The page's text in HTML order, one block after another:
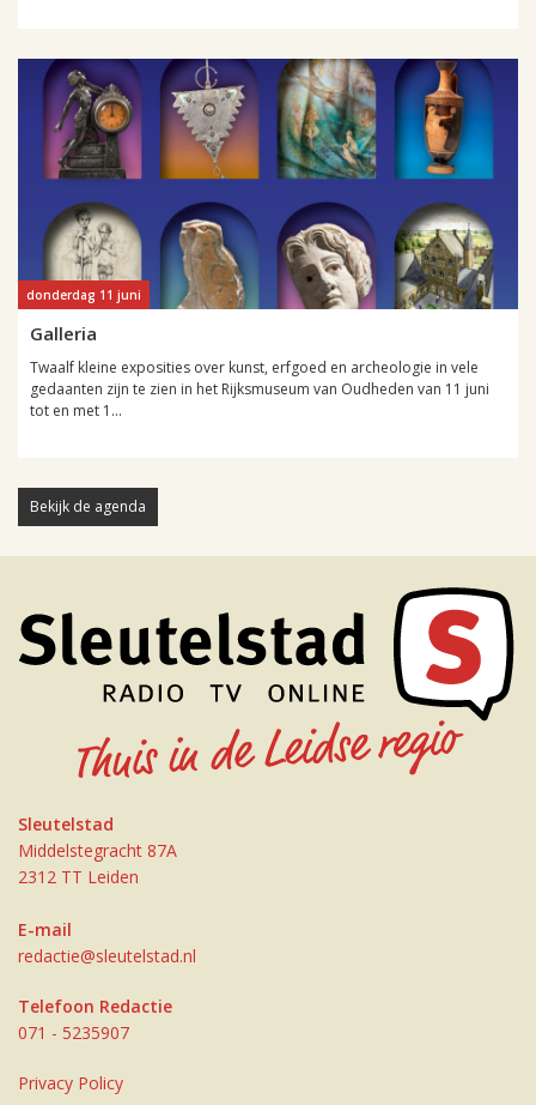
donderdag 11 juni
Galleria
Twaalf kleine exposities over kunst, erfgoed en archeologie in vele
gedaanten zijn te zien in het Rijksmuseum van Oudheden van 11 juni
tot en met 1...
Bekijk de agenda
Sleutelstad
Middelstegracht 87A
2312 TT Leiden
E-mail
redactie@sleutelstad.nl
Telefoon Redactie
071 - 5235907
Privacy Policy